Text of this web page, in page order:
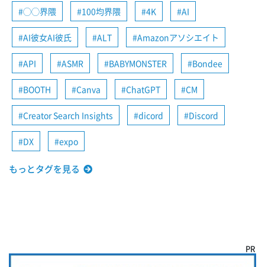
◯◯界隈 100均界隈 4K AI
AI彼女AI彼氏 ALT Amazonアソシエイト
API ASMR BABYMONSTER Bondee
BOOTH Canva ChatGPT CM
Creator Search Insights dicord Discord
DX expo
もっとタグを見る
PR